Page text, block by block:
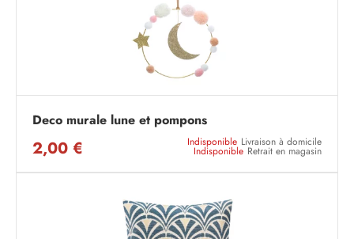
Deco murale lune et pompons
2,00 € Indisponible Livraison à domicile
Indisponible Retrait en magasin